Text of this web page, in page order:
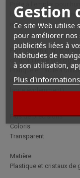
Gestion
Ce site Web utilise
pour améliorer nos
publicités liées à
habitudes de
à son utilisation,
Plus d'informations
Prête à l'emploi pour
boite au milieu de
rôle.
Plus besoin d'ajuster
d'humidité de vos
Pratique et facile à
dans votre cave a
boite évidemment).
Plus de précisions
Coloris
Transparent
Matière
Plastique et cristaux de